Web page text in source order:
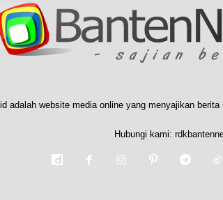
adalah website media online yang menyajikan
Hubungi kami: